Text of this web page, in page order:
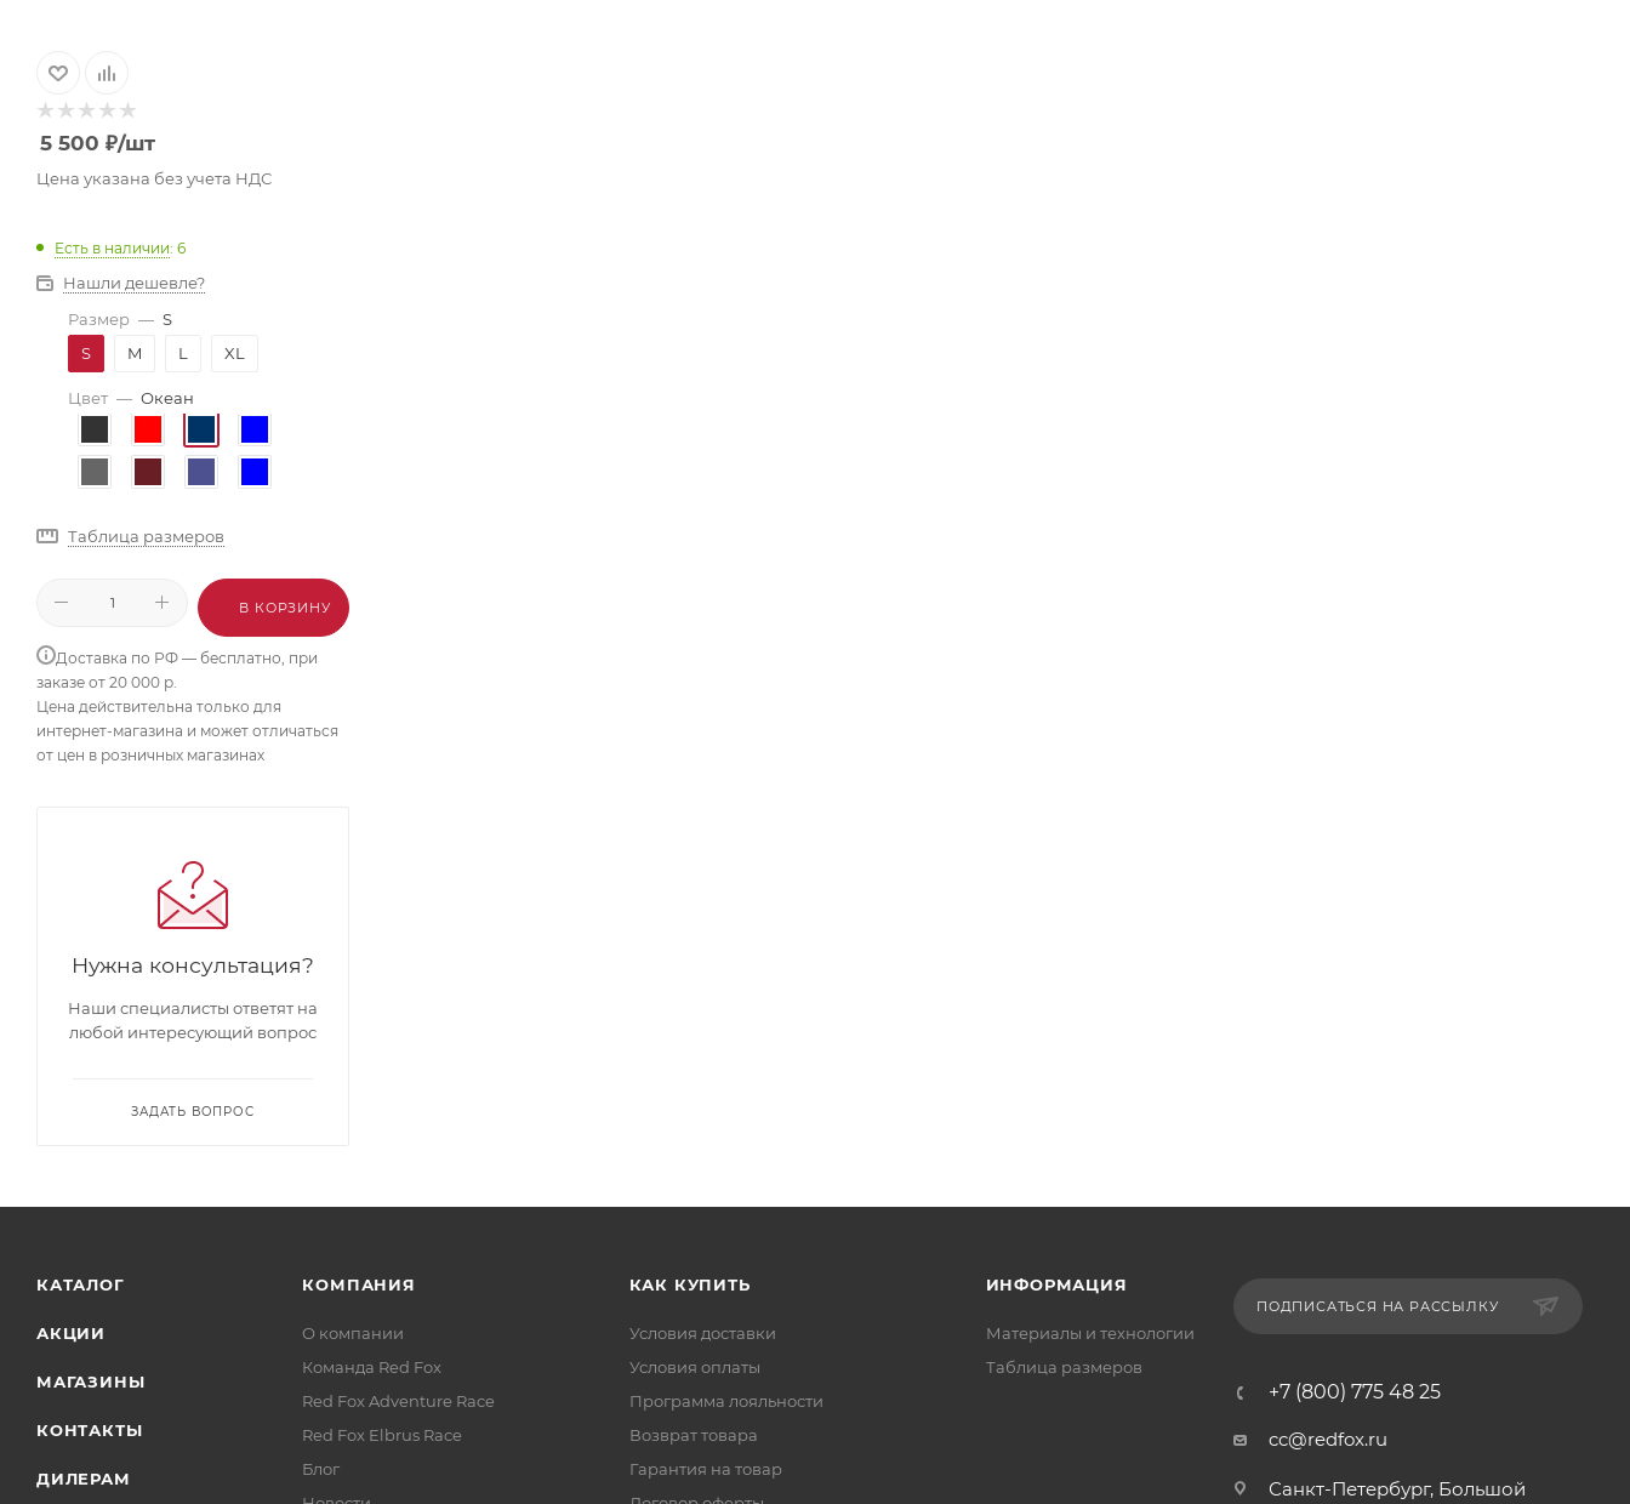
5 500 ₽/шт
Цена указана без учета НДС
Есть в наличии: 6
Нашли дешевле?
Размер — S
S
M L XL
Цвет — Океан
Таблица размеров
В КОРЗИНУ
Доставка по РФ — бесплатно, при
заказе от 20 000 р.
Цена действительна только для
интернет-магазина и может отличаться
от цен в розничных магазинах
Нужна консультация?
Наши специалисты ответят на
любой интересующий вопрос
ЗАДАТЬ ВОПРОС
КАТАЛОГ
АКЦИИ
МАГАЗИНЫ
КОНТАКТЫ
ДИЛЕРАМ
КОМПАНИЯ
О компании
Команда Red Fox
Red Fox Adventure Race
Red Fox Elbrus Race
Блог
КАК КУПИТЬ
Условия доставки
Условия оплаты
Программа лояльности
Возврат товара
Гарантия на товар
ИНФОРМАЦИЯ
Материалы и технологии
Таблица размеров
ПОДПИСАТЬСЯ НА РАССЫЛКУ
+7 (800) 775 48 25
cc@redfox.ru
Санкт-Петербург, Большой